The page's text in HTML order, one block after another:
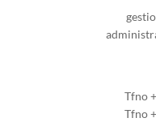
Tfno
Tfno